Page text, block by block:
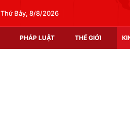
Thứ Bảy, 8/8/2026
PHÁP LUẬT THẾ GIỚI